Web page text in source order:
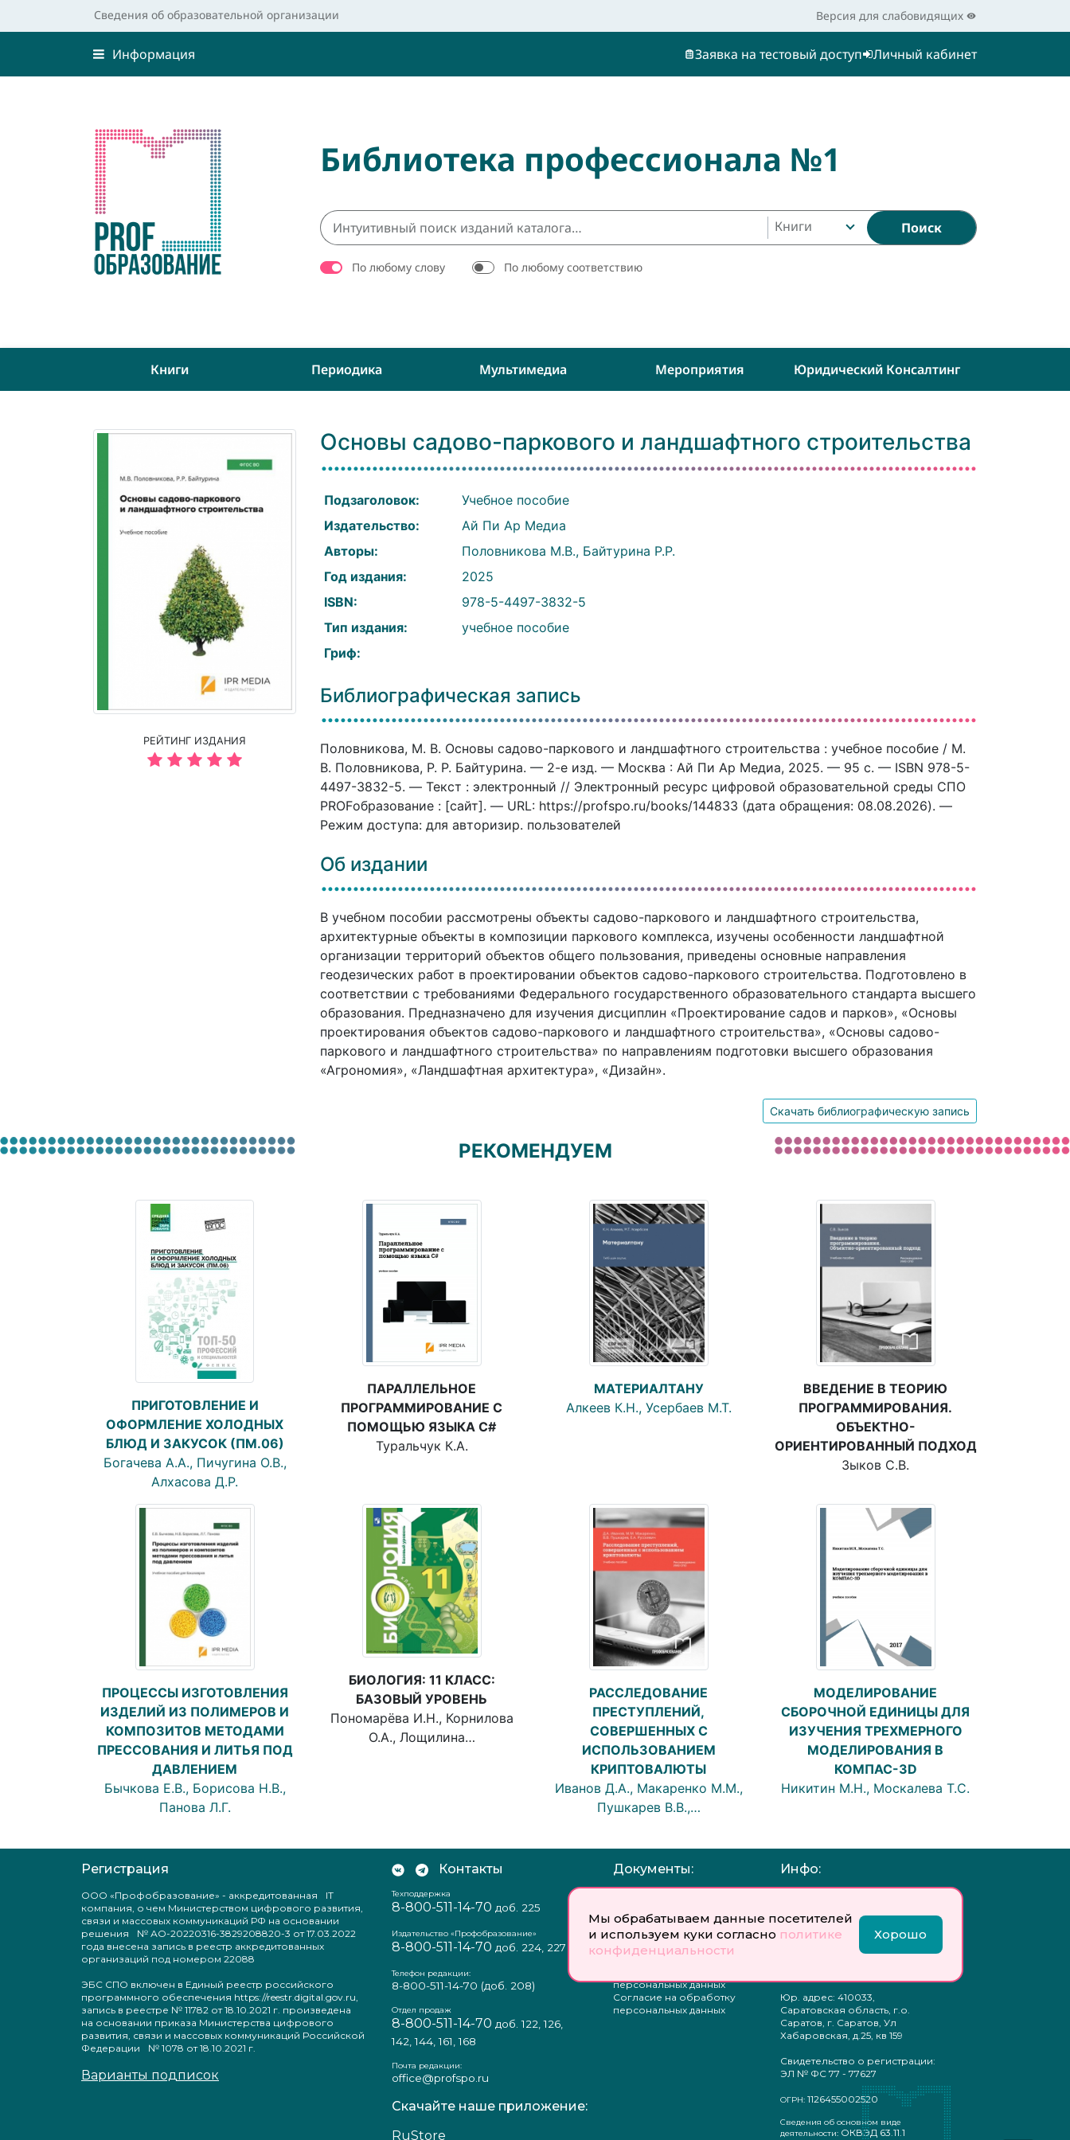
Мы обрабатываем данные посетителей
и используем куки согласно политике
конфиденциальности
Хорошо
Сведения об образовательной организации Версия для слабовидящих
Информация Заявка на тестовый доступ Личный кабинет
Библиотека профессионала №1
Книги Поиск
По любому слову По любому соответствию
Книги Периодика Мультимедиа Мероприятия Юридический Консалтинг
РЕЙТИНГ ИЗДАНИЯ
Основы садово-паркового и ландшафтного строительства
Подзаголовок:
Учебное пособие
Издательство:
Ай Пи Ар Медиа
Авторы:
Половникова М.В., Байтурина Р.Р.
Год издания:
2025
ISBN:
978-5-4497-3832-5
Тип издания:
учебное пособие
Гриф:
Библиографическая запись
Половникова, М. В. Основы садово-паркового и ландшафтного строительства : учебное пособие / М.
В. Половникова, Р. Р. Байтурина. — 2-е изд. — Москва : Ай Пи Ар Медиа, 2025. — 95 c. — ISBN 978-5-
4497-3832-5. — Текст : электронный // Электронный ресурс цифровой образовательной среды СПО
PROFобразование : [сайт]. — URL: https://profspo.ru/books/144833 (дата обращения: 08.08.2026). —
Режим доступа: для авторизир. пользователей
Об издании
В учебном пособии рассмотрены объекты садово-паркового и ландшафтного строительства,
архитектурные объекты в композиции паркового комплекса, изучены особенности ландшафтной
организации территорий объектов общего пользования, приведены основные направления
геодезических работ в проектировании объектов садово-паркового строительства. Подготовлено в
соответствии с требованиями Федерального государственного образовательного стандарта высшего
образования. Предназначено для изучения дисциплин «Проектирование садов и парков», «Основы
проектирования объектов садово-паркового и ландшафтного строительства», «Основы садово-
паркового и ландшафтного строительства» по направлениям подготовки высшего образования
«Агрономия», «Ландшафтная архитектура», «Дизайн».
Скачать библиографическую запись
РЕКОМЕНДУЕМ
ПРИГОТОВЛЕНИЕ И
ОФОРМЛЕНИЕ ХОЛОДНЫХ
БЛЮД И ЗАКУСОК (ПМ.06)
Богачева А.А., Пичугина О.В.,
Алхасова Д.Р.
ПАРАЛЛЕЛЬНОЕ
ПРОГРАММИРОВАНИЕ С
ПОМОЩЬЮ ЯЗЫКА C#
Туральчук К.А.
МАТЕРИАЛТАНУ
Алкеев К.Н., Усербаев М.Т.
ВВЕДЕНИЕ В ТЕОРИЮ
ПРОГРАММИРОВАНИЯ.
ОБЪЕКТНО-
ОРИЕНТИРОВАННЫЙ ПОДХОД
Зыков С.В.
ПРОЦЕССЫ ИЗГОТОВЛЕНИЯ
ИЗДЕЛИЙ ИЗ ПОЛИМЕРОВ И
КОМПОЗИТОВ МЕТОДАМИ
ПРЕССОВАНИЯ И ЛИТЬЯ ПОД
ДАВЛЕНИЕМ
Бычкова Е.В., Борисова Н.В.,
Панова Л.Г.
БИОЛОГИЯ: 11 КЛАСС:
БАЗОВЫЙ УРОВЕНЬ
Пономарёва И.Н., Корнилова
О.А., Лощилина…
РАССЛЕДОВАНИЕ
ПРЕСТУПЛЕНИЙ,
СОВЕРШЕННЫХ С
ИСПОЛЬЗОВАНИЕМ
КРИПТОВАЛЮТЫ
Иванов Д.А., Макаренко М.М.,
Пушкарев В.В.,…
МОДЕЛИРОВАНИЕ
СБОРОЧНОЙ ЕДИНИЦЫ ДЛЯ
ИЗУЧЕНИЯ ТРЕХМЕРНОГО
МОДЕЛИРОВАНИЯ В
КОМПАС-3D
Никитин М.Н., Москалева Т.С.
Регистрация
ООО «Профобразование» - аккредитованная IT
компания, о чем Министерством цифрового развития,
связи и массовых коммуникаций РФ на основании
решения № АО-20220316-3829208820-3 от 17.03.2022
года внесена запись в реестр аккредитованных
организаций под номером 22088
ЭБС СПО включен в Единый реестр российского
программного обеспечения https://reestr.digital.gov.ru,
запись в реестре № 11782 от 18.10.2021 г. произведена
на основании приказа Министерства цифрового
развития, связи и массовых коммуникаций Российской
Федерации № 1078 от 18.10.2021 г.
Варианты подписок
Контакты
Техподдержка
8-800-511-14-70 доб. 225
Издательство «Профобразование»
8-800-511-14-70 доб. 224, 227
Телефон редакции:
8-800-511-14-70 (доб. 208)
Отдел продаж
8-800-511-14-70 доб. 122, 126,
142, 144, 161, 168
Почта редакции:
office@profspo.ru
Скачайте наше приложение:
RuStore
Документы:
Пользовательское
соглашение
Политика
конфиденциальности
персональных данных
Согласие на обработку
персональных данных
Инфо:
ответственностью
«Профобразование»
Юр. адрес: 410033,
Саратовская область, г.о.
Саратов, г. Саратов, Ул
Хабаровская, д.25, кв 159
Свидетельство о регистрации:
ЭЛ № ФС 77 - 77627
ОГРН: 1126455002520
Сведения об основном виде
деятельности: ОКВЭД 63.11.1